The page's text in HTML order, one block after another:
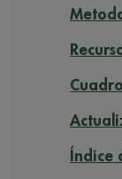
Índice